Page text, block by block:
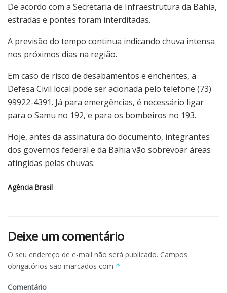
De acordo com a Secretaria de Infraestrutura da Bahia,
estradas e pontes foram interditadas.
A previsão do tempo continua indicando chuva intensa
nos próximos dias na região.
Em caso de risco de desabamentos e enchentes, a
Defesa Civil local pode ser acionada pelo telefone (73)
99922-4391. Já para emergências, é necessário ligar
para o Samu no 192, e para os bombeiros no 193.
Hoje, antes da assinatura do documento, integrantes
dos governos federal e da Bahia vão sobrevoar áreas
atingidas pelas chuvas.
Agência Brasil
Deixe um comentário
O seu endereço de e-mail não será publicado. Campos
obrigatórios são marcados com *
Comentário